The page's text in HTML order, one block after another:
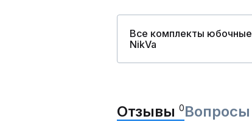
Все комплекты юбочные
NikVa
Отзывы 0Вопросы